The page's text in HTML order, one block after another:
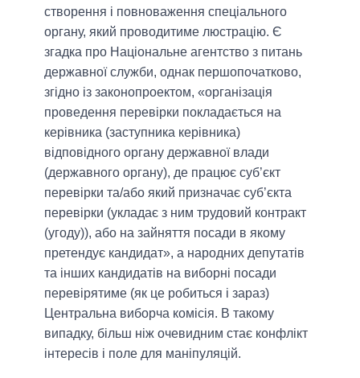
створення і повноваження спеціального
органу, який проводитиме люстрацію. Є
згадка про Національне агентство з питань
державної служби, однак першопочатково,
згідно із законопроектом, «організація
проведення перевірки покладається на
керівника (заступника керівника)
відповідного органу державної влади
(державного органу), де працює суб’єкт
перевірки та/або який призначає суб’єкта
перевірки (укладає з ним трудовий контракт
(угоду)), або на зайняття посади в якому
претендує кандидат», а народних депутатів
та інших кандидатів на виборні посади
перевірятиме (як це робиться і зараз)
Центральна виборча комісія. В такому
випадку, більш ніж очевидним стає конфлікт
інтересів і поле для маніпуляцій.